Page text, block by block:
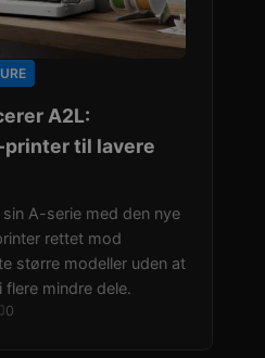
A2L:
til lavere
A-serie med den nye
rettet mod
større modeller uden at
flere mindre dele.
0